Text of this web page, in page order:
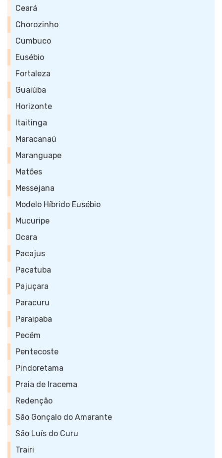
Ceará
Chorozinho
Cumbuco
Eusébio
Fortaleza
Guaiúba
Horizonte
Itaitinga
Maracanaú
Maranguape
Matões
Messejana
Modelo Híbrido Eusébio
Mucuripe
Ocara
Pacajus
Pacatuba
Pajuçara
Paracuru
Paraipaba
Pecém
Pentecoste
Pindoretama
Praia de Iracema
Redenção
São Gonçalo do Amarante
São Luís do Curu
Trairi